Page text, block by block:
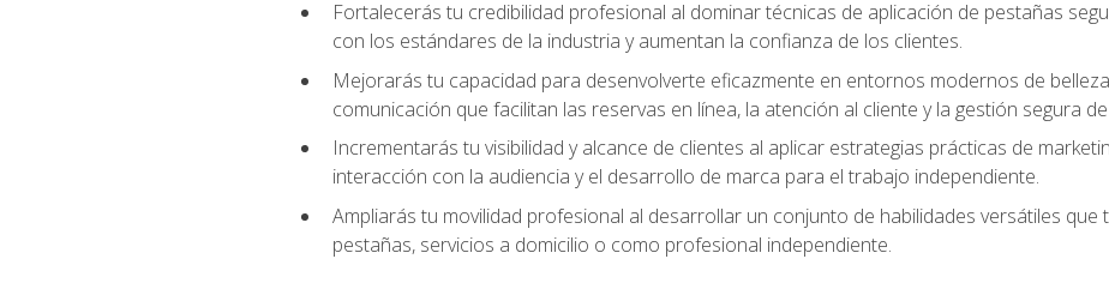
Fortalecerás tu credibilidad profesional al dominar técnicas de aplicación de pestañas
con los estándares de la industria y aumentan la confianza de los clientes.
Mejorarás tu capacidad para desenvolverte eficazmente en entornos modernos de
comunicación que facilitan las reservas en línea, la atención al cliente y la gestión segura
Incrementarás tu visibilidad y alcance de clientes al aplicar estrategias prácticas de
interacción con la audiencia y el desarrollo de marca para el trabajo independiente.
Ampliarás tu movilidad profesional al desarrollar un conjunto de habilidades versátiles
pestañas, servicios a domicilio o como profesional independiente.